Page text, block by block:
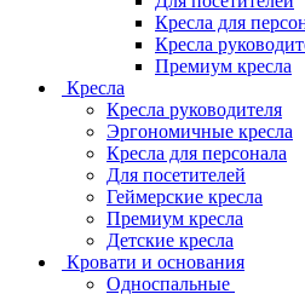
Кресла для
Кресла
Премиум кресла
Кресла
Кресла руководителя
Эргономичные кресла
Кресла для персонала
Для посетителей
Геймерские кресла
Премиум кресла
Детские кресла
Кровати и основания
Односпальные